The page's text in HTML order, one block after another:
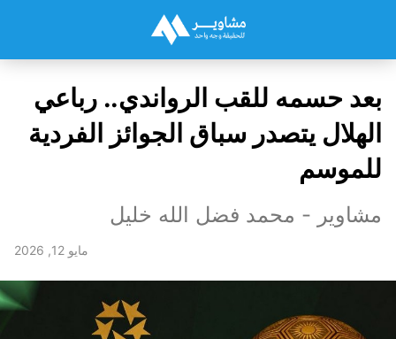
بعد حسمه للقب الرواندي.. رباعي
الهلال يتصدر سباق الجوائز الفردية
للموسم
مشاوير - محمد فضل الله خليل
مايو 12, 2026